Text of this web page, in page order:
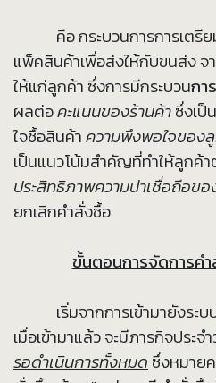
คือ กระบวนการการเต
แพ็คสินค้าเพื่อส่งให้กับขนส่ง จ
ให้แก่ลูกค้า ซึ่งการมีกระบวนกา
ผลต่อคะแนนของร้านค้าซึ่งเ
ใจซื้อสินค้าความพึงพอใจของ
เป็นแนวโน้มสำคัญที่ทำให้ลูกค้
ประสิทธิภาพความน่าเชื่อถือขอ
ยกเลิกคำสั่งซื้อ
ขั้นตอนการจัดการค
เริ่มจากการเข้ามายังระบ
เมื่อเข้ามาแล้ว จะมีภารกิจประจ
รอดำเนินการทั้งหมด ซึ่งหมาย